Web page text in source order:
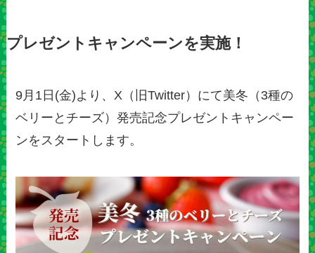
プレゼントキャンペーンを実施！
9月1日(金)より、X（旧Twitter）にて美冬（3種の
ベリーとチーズ）発売記念プレゼントキャンペー
ンをスタートします。